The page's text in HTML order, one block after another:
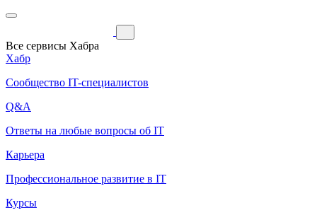
Все сервисы Хабра
Хабр
Сообщество IT-специалистов
Q&A
Ответы на любые вопросы об IT
Карьера
Профессиональное развитие в IT
Курсы